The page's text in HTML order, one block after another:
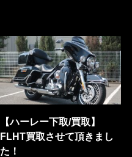
【ハーレー下取/買取】
FLHT買取させて頂きまし
た！